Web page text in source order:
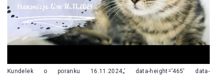
Kundelek o poranku 16.11.2024„’ data-height=’465′ data-